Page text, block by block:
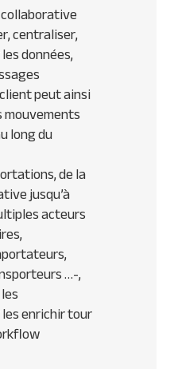
centraliser,
données,
peut ainsi
long du
de la
jusqu’à
acteurs
…-,
enrichir tour